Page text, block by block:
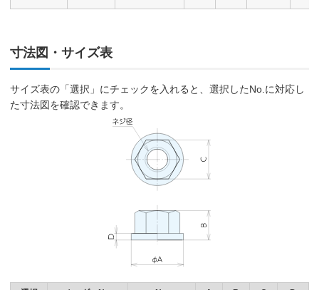
寸法図・サイズ表
サイズ表の「選択」にチェックを入れると、選択したNo.に対応し
た寸法図を確認できます。